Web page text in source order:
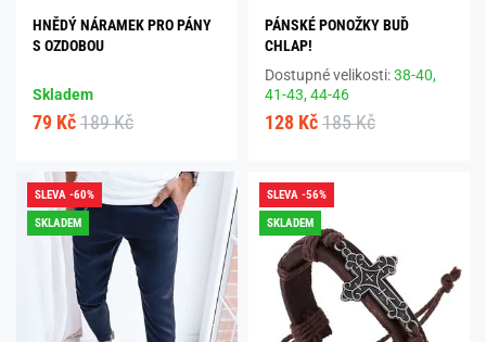
HNĚDÝ NÁRAMEK PRO PÁNY
S OZDOBOU
Skladem
79 Kč 189 Kč
PÁNSKÉ PONOŽKY BUĎ
CHLAP!
Dostupné velikosti:38-40,
41-43,44-46
128 Kč 185 Kč
SLEVA -60%
SKLADEM
SLEVA -56%
SKLADEM